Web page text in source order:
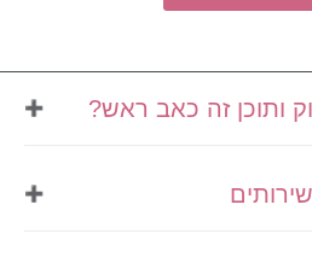
שירותים
ותוכן זה כאב ראש?